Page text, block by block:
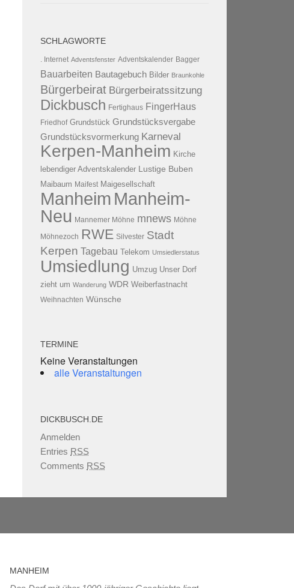
SCHLAGWORTE
. Internet Adventsfenster Adventskalender Bagger
Bauarbeiten Bautagebuch Bilder Braunkohle
Bürgerbeirat Bürgerbeiratssitzung
Dickbusch Fertighaus FingerHaus
Friedhof Grundstück Grundstücksvergabe
Grundstücksvormerkung Karneval
Kerpen-Manheim Kirche
lebendiger Adventskalender Lustige Buben
Maibaum Maifest Maigesellschaft
Manheim Manheim-
Neu Mannemer Möhne mnews Möhne
Möhnezoch RWE Silvester Stadt
Kerpen Tagebau Telekom Umsiedlerstatus
Umsiedlung Umzug Unser Dorf
zieht um Wanderung WDR Weiberfastnacht
Weihnachten Wünsche
TERMINE
Keine Veranstaltungen
alle Veranstaltungen
DICKBUSCH.DE
Anmelden
Entries RSS
Comments RSS
MANHEIM